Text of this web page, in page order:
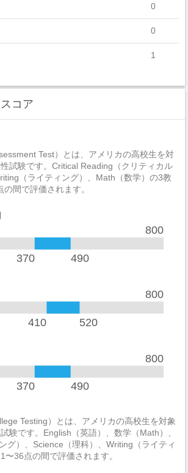
Leisure, And Fitness Studies
Sciences/Human Sciences
Literatures, And Linguistics
And Social Service Professions
Gender, And Group Studies
0
0
1
0
0
19
0
2014
0
3
0
コア
Test）とは、アメリカの高校生を対
試験です。Critical Reading（クリティカル
（ライティング）、Math（数学）の3教
間で評価されます。
800
370 490
800
410 520
800
370 490
Testing）とは、アメリカの高校生を対象
験です。English（英語）、数学（Math）、
グ）、Science（理科）、Writing（ライティ
〜36点の間で評価されます。